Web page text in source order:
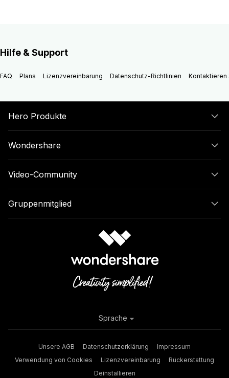
Hilfe & Support
FAQ Plans Lizenzvereinbarung Datenschutz-Richtlinien Kontaktieren
Hero Produkte
Wondershare
Video-Community
Gruppenmitglied
Unsere AGB Datenschutzerklärung
Impressum
Verwendung von Cookies
Lizenzvereinbarung
Rückerstattung
Deinstallieren
Sprache